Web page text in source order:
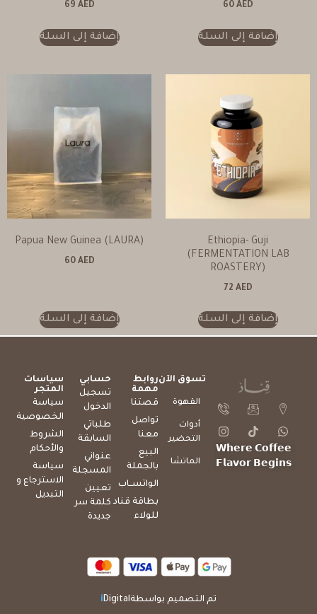
60 AED
إضافة إلى السلة
69 AED
إضافة إلى السلة
Ethiopia- Guji
(FERMENTATION LAB
ROASTERY)
72 AED
إضافة إلى السلة
Papua New Guinea (LAURA)
60 AED
إضافة إلى السلة
𝗪𝗵𝗲𝗿𝗲 𝗖𝗼𝗳𝗳𝗲𝗲
𝗙𝗹𝗮𝘃𝗼𝗿 𝗕𝗲𝗴𝗶𝗻𝘀
تسوق الآن
القهوة
أدوات
التحضير
الماتشا
روابط
مهمة
قصتنا
تواصل
معنا
البيع
بالجملة
الواتســاب
بطاقة قناد
للولاء
حسابي
تسجيل
الدخول
طلباتي
السابقة
عنواني
المسجلة
تعيين
كلمة سر
جديدة
سياسات
المتجر
سياسة
الخصوصية
الشروط
والأحكام
سياسة
الاسترجاع و
التبديل
تم التصميم بواسطة iDigital